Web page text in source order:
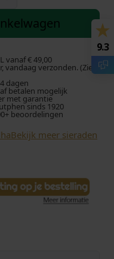
vanaf € 49,00
vandaag verzonden. (Zie
dagen
betalen mogelijk
met garantie
sinds 1920
beoordelingen
Bekijk meer sieraden
9.3